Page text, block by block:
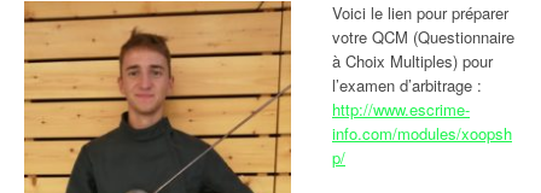
Voici le lien pour préparer
votre QCM (Questionnaire
à Choix Multiples) pour
l’examen d’arbitrage :
http://www.escrime-
info.com/modules/xoopsh
p/